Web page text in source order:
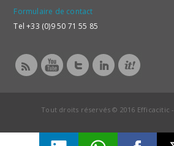
Formulaire de contact
Tel +33 (0)9 50 71 55 85
Tout droits réservés © 2016 Efficacitic -